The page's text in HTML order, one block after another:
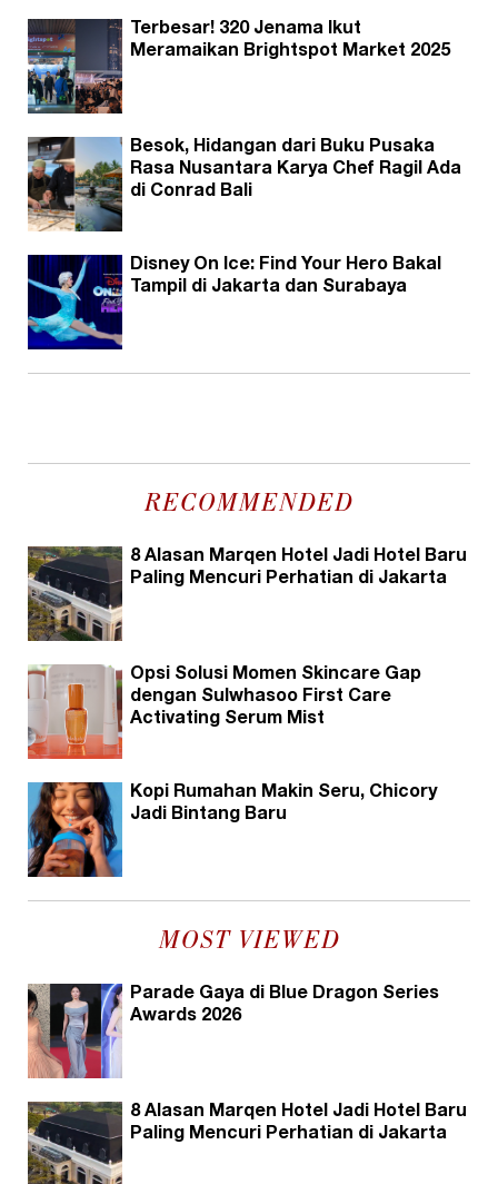
Terbesar! 320 Jenama Ikut
Meramaikan Brightspot Market 2025
Besok, Hidangan dari Buku Pusaka
Rasa Nusantara Karya Chef Ragil Ada
di Conrad Bali
Disney On Ice: Find Your Hero Bakal
Tampil di Jakarta dan Surabaya
RECOMMENDED
8 Alasan Marqen Hotel Jadi Hotel Baru
Paling Mencuri Perhatian di Jakarta
Opsi Solusi Momen Skincare Gap
dengan Sulwhasoo First Care
Activating Serum Mist
Kopi Rumahan Makin Seru, Chicory
Jadi Bintang Baru
MOST VIEWED
Parade Gaya di Blue Dragon Series
Awards 2026
8 Alasan Marqen Hotel Jadi Hotel Baru
Paling Mencuri Perhatian di Jakarta